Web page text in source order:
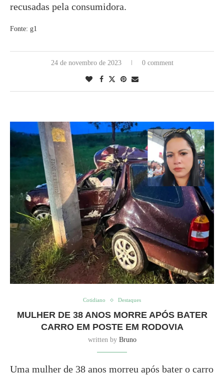
recusadas pela consumidora.
Fonte: g1
24 de novembro de 2023 0 comment
Cotidiano Destaques
MULHER DE 38 ANOS MORRE APÓS BATER
CARRO EM POSTE EM RODOVIA
written by Bruno
Uma mulher de 38 anos morreu após bater o carro